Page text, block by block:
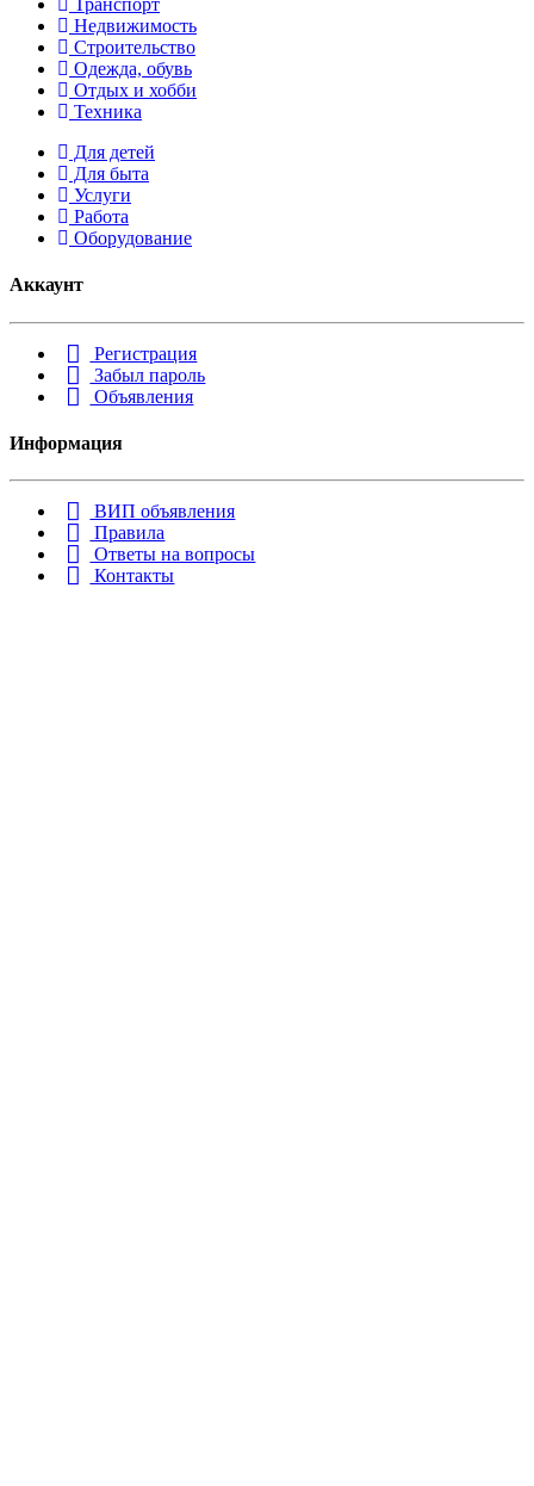
Транспорт
Недвижимость
Строительство
Одежда, обувь
Отдых и хобби
Техника
Для детей
Для быта
Услуги
Работа
Оборудование
Аккаунт
Регистрация
Забыл пароль
Объявления
Информация
ВИП объявления
Правила
Ответы на вопросы
Контакты